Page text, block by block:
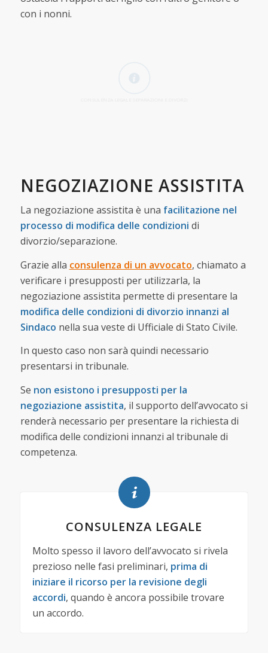
con i nonni.
NEGOZIAZIONE ASSISTITA
La negoziazione assistita è una facilitazione nel
processo di modifica delle condizioni di
divorzio/separazione.
Grazie alla consulenza di un avvocato, chiamato a
verificare i presupposti per utilizzarla, la
negoziazione assistita permette di presentare la
modifica delle condizioni di divorzio innanzi al
Sindaco nella sua veste di Ufficiale di Stato Civile.
In questo caso non sarà quindi necessario
presentarsi in tribunale.
Se non esistono i presupposti per la
negoziazione assistita, il supporto dell’avvocato si
renderà necessario per presentare la richiesta di
modifica delle condizioni innanzi al tribunale di
competenza.
CONSULENZA LEGALE
Molto spesso il lavoro dell’avvocato si rivela
prezioso nelle fasi preliminari, prima di
iniziare il ricorso per la revisione degli
accordi, quando è ancora possibile trovare
un accordo.